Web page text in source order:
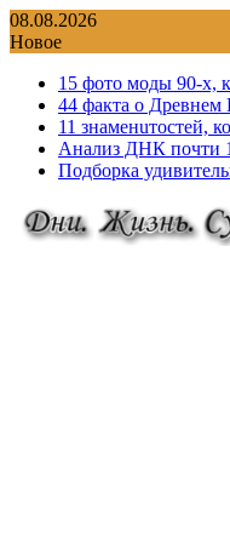
Перейти
к
08.08.2026
Новое
15 фото моды 90-х,
44 факта о Древнем
11 знаменuтостей,
Анализ ДНК почти
Подборка